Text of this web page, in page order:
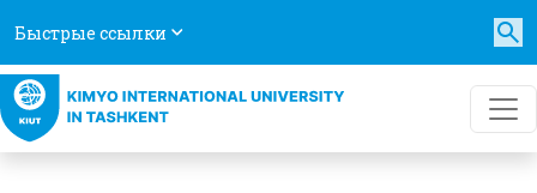
Быстрые ссылки